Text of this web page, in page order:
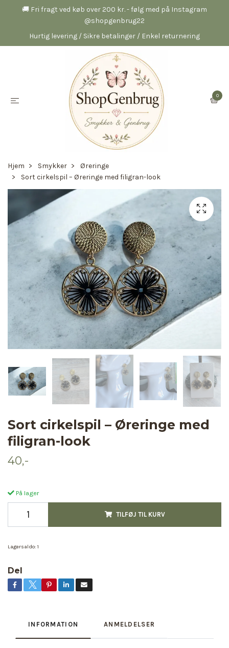
🚚 Fri fragt ved køb over 200 kr. - følg med på Instagram
@shopgenbrug22
Hurtig levering / Sikre betalinger / Enkel returnering
0
Hjem Smykker
Øreringe
Sort cirkelspil – Øreringe med filigran-look
Sort cirkelspil – Øreringe med
filigran-look
40,-
På lager
TILFØJ TIL KURV
Lagersaldo: 1
Del
INFORMATION ANMELDELSER